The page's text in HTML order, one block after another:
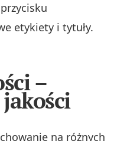
etykiety i tytuły.
–
na różnych